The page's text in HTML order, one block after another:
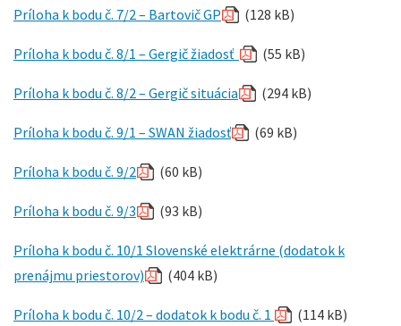
Príloha k bodu č. 7/2 – Bartovič GP (128 kB)
Príloha k bodu č. 8/1 – Gergič žiadosť (55 kB)
Príloha k bodu č. 8/2 – Gergič situácia (294 kB)
Príloha k bodu č. 9/1 – SWAN žiadosť (69 kB)
Príloha k bodu č. 9/2 (60 kB)
Príloha k bodu č. 9/3 (93 kB)
Príloha k bodu č. 10/1 Slovenské elektrárne (dodatok k
prenájmu priestorov)
(404 kB)
Príloha k bodu č. 10/2 – dodatok k bodu č. 1 (114 kB)